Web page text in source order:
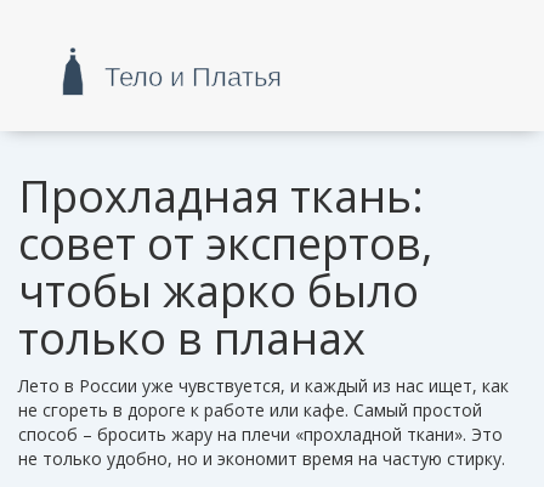
Прохладная ткань:
совет от экспертов,
чтобы жарко было
только в планах
Лето в России уже чувствуется, и каждый из нас ищет, как
не сгореть в дороге к работе или кафе. Самый простой
способ – бросить жару на плечи «прохладной ткани». Это
не только удобно, но и экономит время на частую стирку.